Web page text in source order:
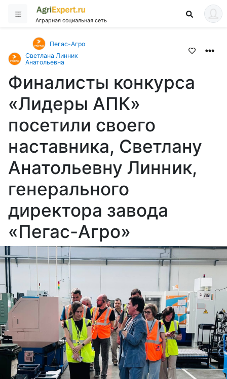
Аграрная социальная сеть
Пегас-Агро
Светлана Линник
Анатольевна
Финалисты конкурса
«Лидеры АПК»
посетили своего
наставника, Светлану
Анатольевну Линник,
генерального
директора завода
«Пегас-Агро»